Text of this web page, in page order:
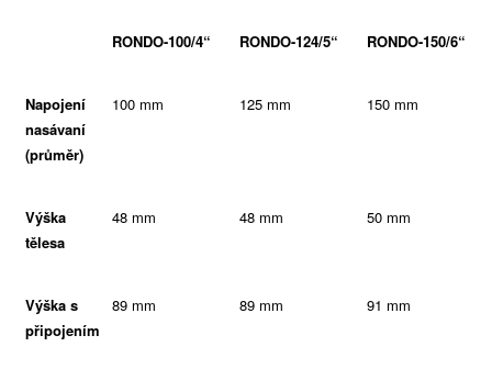
RONDO-100/4“ RONDO-124/5“ RONDO-150/6“
Napojení
nasávaní
(průměr)
100 mm 125 mm 150 mm
Výška
tělesa
48 mm 48 mm 50 mm
Výška s
připojením
89 mm 89 mm 91 mm